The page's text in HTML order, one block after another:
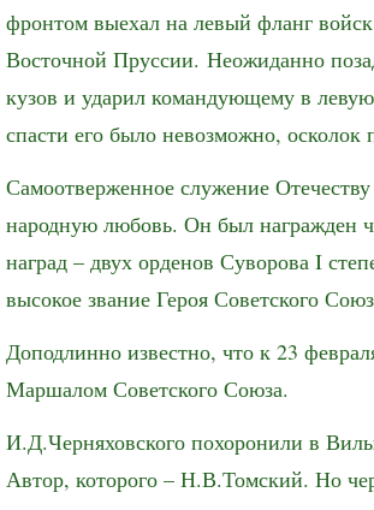
фронтом выехал на левый фланг
Восточной Пруссии. Неожиданно
кузов и ударил командующему в
спасти его было невозможно,
Самоотверженное служение
народную любовь. Он был награжден
наград – двух орденов Суворова I
высокое звание Героя Советского
Доподлинно известно, что к 23
Маршалом Советского Союза.
И.Д.Черняховского похоронили в
Автор, которого – Н.В.Томский. Но